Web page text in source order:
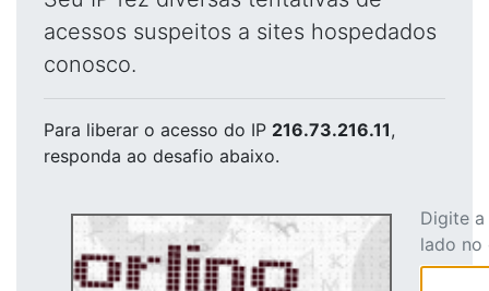
acessos suspeitos a sites hospedados
conosco.
Para liberar o acesso do IP 216.73.216.11,
responda ao desafio abaixo.
Digite
lado no